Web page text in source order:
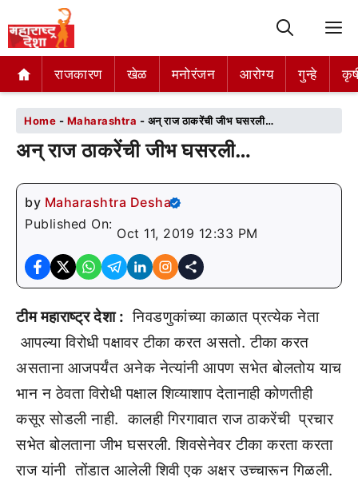
राजकारण खेळ मनोरंजन आरोग्य गुन्हे
राजकारण खेळ मनोरंजन आरोग्य गुन्हे
Home - Maharashtra - अन् राज ठाकरेंची जीभ घसरली…
अन् राज ठाकरेंची जीभ घसरली…
by Maharashtra Desha
Published On:
Oct 11, 2019 12:33 PM
टीम महाराष्ट्र देशा : निवडणुकांच्या काळात प्रत्येक नेता
आपल्या विरोधी पक्षावर टीका करत असतो. टीका करत
असताना आजपर्यंत अनेक नेत्यांनी आपण सभेत बोलतोय याच
भान न ठेवता विरोधी पक्षाल शिव्याशाप देतानाही कोणतीही
कसूर सोडली नाही. कालही गिरगावात राज ठाकरेंची प्रचार
सभेत बोलताना जीभ घसरली. शिवसेनेवर टीका करता करता
राज यांनी तोंडात आलेली शिवी एक अक्षर उच्चारून गिळली.